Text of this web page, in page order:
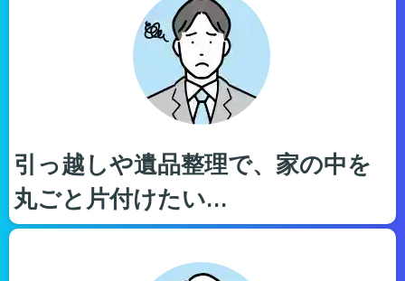
引っ越しや遺品整理で、家の中を
丸ごと片付けたい…